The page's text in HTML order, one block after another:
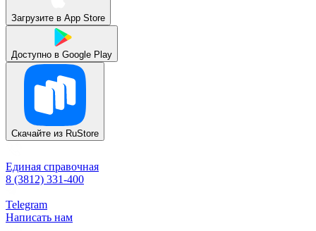
Загрузите в App Store
Доступно в Google Play
Скачайте из RuStore
Единая справочная
8 (3812) 331-400
Telegram
Написать нам